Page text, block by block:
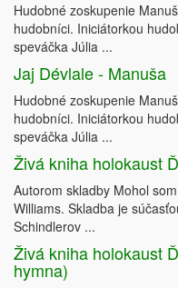
Hudobné zoskupenie
hudobníci. Iniciátorkou
speváčka Júlia ...
Jaj Dévlale - Manuša
Hudobné zoskupenie
hudobníci. Iniciátorkou
speváčka Júlia ...
Živá kniha holokaust
Autorom skladby Mohol
Williams. Skladba je
Schindlerov ...
Živá kniha holokaust
hymna)